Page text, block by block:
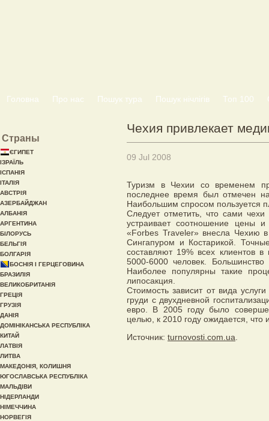
Головна Про нас Пошук тура Пошук нічлігів Топ 100
Чехия привлекает
09 Jul 2008
Туризм в Чехии со временем
последнее время был отмечен
Наибольшим спросом пользуется
Следует отметить, что сами
устраивает соотношение цены и
«Forbes Traveler» внесла Чехию
Сингапуром и Костарикой.
составляют 19% всех клиентов в
5000-6000 человек.
Наиболее популярны такие
липосакция.
Стоимость зависит от вида
груди с двухдневной
евро. В 2005 году было
целью, к 2010 году ожидается, что
Источник: turnovosti.com.ua
Страны
ЄГИПЕТ
ІЗРАЇЛЬ
ІСПАНІЯ
ІТАЛІЯ
АВСТРІЯ
АЗЕРБАЙДЖАН
АЛБАНІЯ
АРГЕНТИНА
БІЛОРУСЬ
БЕЛЬГІЯ
БОЛГАРІЯ
БОСНІЯ І ГЕРЦЕГОВИНА
БРАЗИЛІЯ
ВЕЛИКОБРИТАНІЯ
ГРЕЦІЯ
ГРУЗІЯ
ДАНІЯ
ДОМІНІКАНСЬКА РЕСПУБЛІКА
КИТАЙ
ЛАТВІЯ
ЛИТВА
МАКЕДОНІЯ, КОЛИШНЯ
ЮГОСЛАВСЬКА РЕСПУБЛІКА
МАЛЬДІВИ
НІДЕРЛАНДИ
НІМЕЧЧИНА
НОРВЕГІЯ